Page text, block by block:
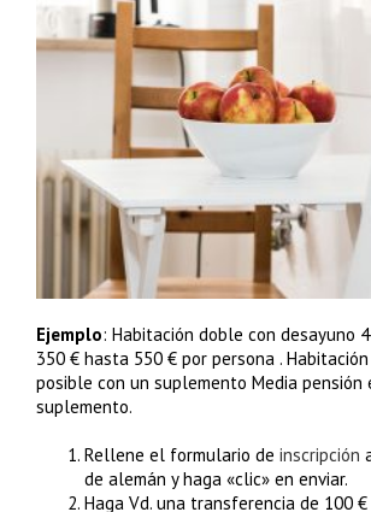
Ejemplo: Habitación doble con desayuno
350 € hasta 550 € por persona .
posible con un suplemento Media pensión
suplemento.
Rellene el formulario de inscripción
de alemán y haga «clic» en enviar.
Haga Vd. una transferencia de 100